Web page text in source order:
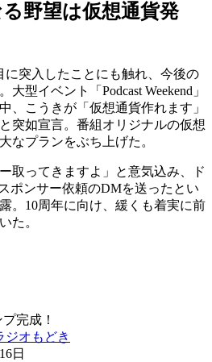
野望は仮想通貨発
に突入したことにも触れ、今後の
型イベント「Podcast Weekend」
、こうきが「仮想通貨作れます」
突如宣言。番組オリジナルの仮想
なプランをぶち上げた。
取ってきますよ」と意気込み、ド
ポンサー依頼のDMを送ったとい
。10周年に向け、緩くも着実に前
た。
完成！
ジオもどき
日